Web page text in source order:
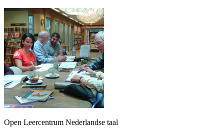
Open Leercentrum Nederlandse taal